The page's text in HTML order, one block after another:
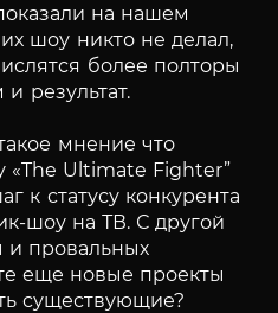
на нашем
шоу никто не делал,
более полторы
результат.
мнение что
«The Ultimate Fighter”
к статусу конкурента
шоу на ТВ. С другой
и провальных
еще новые проекты
существующие?